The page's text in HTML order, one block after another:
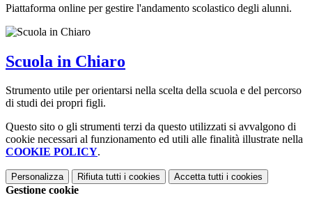
Piattaforma online per gestire l'andamento scolastico degli alunni.
Scuola in Chiaro
Strumento utile per orientarsi nella scelta della scuola e del percorso
di studi dei propri figli.
Questo sito o gli strumenti terzi da questo utilizzati si avvalgono di
cookie necessari al funzionamento ed utili alle finalità illustrate nella
COOKIE POLICY.
Personalizza Rifiuta tutti i cookies Accetta tutti i cookies
Gestione cookie